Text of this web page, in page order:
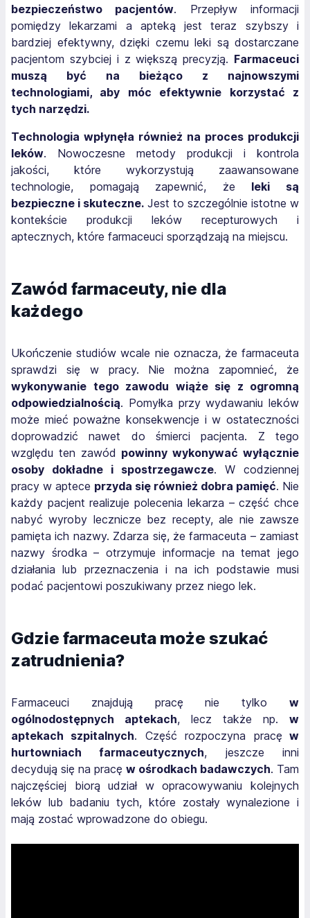
bezpieczeństwo pacjentów. Przepływ informacji
pomiędzy lekarzami a apteką jest teraz szybszy i
bardziej efektywny, dzięki czemu leki są dostarczane
pacjentom szybciej i z większą precyzją. Farmaceuci
muszą być na bieżąco z najnowszymi
technologiami, aby móc efektywnie korzystać z
tych narzędzi.
Technologia wpłynęła również na proces produkcji
leków. Nowoczesne metody produkcji i kontrola
jakości, które wykorzystują zaawansowane
technologie, pomagają zapewnić, że leki są
bezpieczne i skuteczne. Jest to szczególnie istotne w
kontekście produkcji leków recepturowych i
aptecznych, które farmaceuci sporządzają na miejscu.
Zawód farmaceuty, nie dla
każdego
Ukończenie studiów wcale nie oznacza, że farmaceuta
sprawdzi się w pracy. Nie można zapomnieć, że
wykonywanie tego zawodu wiąże się z ogromną
odpowiedzialnością. Pomyłka przy wydawaniu leków
może mieć poważne konsekwencje i w ostateczności
doprowadzić nawet do śmierci pacjenta. Z tego
względu ten zawód powinny wykonywać wyłącznie
osoby dokładne i spostrzegawcze. W codziennej
pracy w aptece przyda się również dobra pamięć. Nie
każdy pacjent realizuje polecenia lekarza – część chce
nabyć wyroby lecznicze bez recepty, ale nie zawsze
pamięta ich nazwy. Zdarza się, że farmaceuta – zamiast
nazwy środka – otrzymuje informacje na temat jego
działania lub przeznaczenia i na ich podstawie musi
podać pacjentowi poszukiwany przez niego lek.
Gdzie farmaceuta może szukać
zatrudnienia?
Farmaceuci znajdują pracę nie tylko w
ogólnodostępnych aptekach, lecz także np. w
aptekach szpitalnych. Część rozpoczyna pracę w
hurtowniach farmaceutycznych, jeszcze inni
decydują się na pracę w ośrodkach badawczych. Tam
najczęściej biorą udział w opracowywaniu kolejnych
leków lub badaniu tych, które zostały wynalezione i
mają zostać wprowadzone do obiegu.